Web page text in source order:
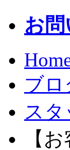
お
ブロ
ス
【